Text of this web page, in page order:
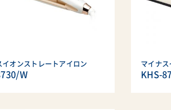
イオンストレートアイロン
W
マイナス
KHS-